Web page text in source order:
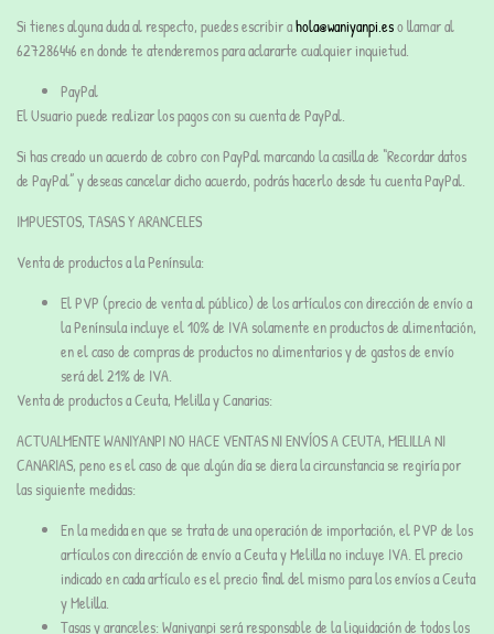
Si tienes alguna duda al respecto, puedes escribir ahola@waniyanpi.eso llamar al
627286446 en donde te atenderemos para aclararte cualquier inquietud.
PayPal
El Usuario puede realizar los pagos con su cuenta de PayPal.
Si has creado un acuerdo de cobro con PayPal marcando la casilla de “Recordar datos
de PayPal” y deseas cancelar dicho acuerdo, podrás hacerlo desde tu cuenta PayPal.
IMPUESTOS, TASAS Y ARANCELES
Venta de productos a la Península:
El PVP (precio de venta al público) de los artículos con dirección de envío a
la Península incluye el 10% de IVA solamente en productos de alimentación,
en el caso de compras de productos no alimentarios y de gastos de envío
será del 21% de IVA.
Venta de productos a Ceuta, Melillay Canarias:
ACTUALMENTE WANIYANPI NO HACE VENTAS NI ENVÍOS A CEUTA, MELILLA NI
CANARIAS, peno es el caso de que algún día se diera la circunstancia se regiría por
las siguiente medidas:
En la medida en que se trata de una operación de importación, el PVP de los
artículos con dirección de envío a Ceuta y Melilla no incluye IVA. El precio
indicado en cada artículo es el precio final del mismo para los envíos a Ceuta
y Melilla.
Tasas y aranceles: Waniyanpi será responsable de la liquidación de todos los